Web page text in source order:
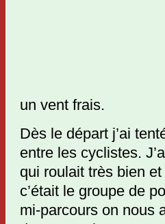
un vent frais.
Dès le départ j’ai
entre les cyclistes.
qui roulait très bien
c’était le groupe de
mi-parcours on nous